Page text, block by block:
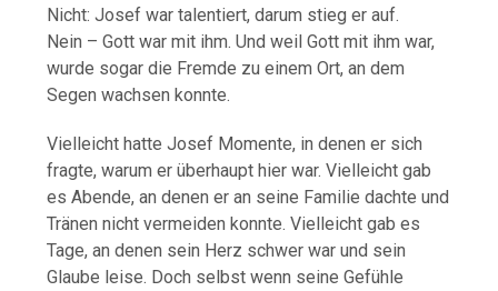
Nicht: Josef war talentiert, darum stieg er auf.
Nein – Gott war mit ihm. Und weil Gott mit ihm war,
wurde sogar die Fremde zu einem Ort, an dem
Segen wachsen konnte.
Vielleicht hatte Josef Momente, in denen er sich
fragte, warum er überhaupt hier war. Vielleicht gab
es Abende, an denen er an seine Familie dachte und
Tränen nicht vermeiden konnte. Vielleicht gab es
Tage, an denen sein Herz schwer war und sein
Glaube leise. Doch selbst wenn seine Gefühle